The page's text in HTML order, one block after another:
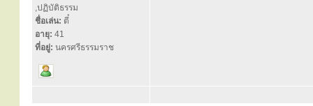
,ปฏิบัติธรรม
ชื่อเล่น: ตี๋
อายุ: 41
ที่อยู่: นครศรีธรรมราช